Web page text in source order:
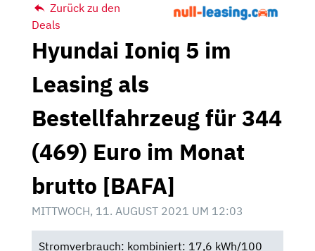
Zurück zu den
Deals
Hyundai Ioniq 5 im
Leasing als
Bestellfahrzeug für 344
(469) Euro im Monat
brutto [BAFA]
MITTWOCH, 11. AUGUST 2021 UM 12:03
Stromverbrauch: kombiniert: 17,6 kWh/100